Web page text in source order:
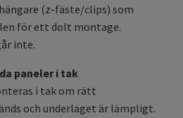
(z-fäste/clips) som
för ett dolt montage.
inte.
paneler i tak
i tak om rätt
och underlaget är lämpligt.